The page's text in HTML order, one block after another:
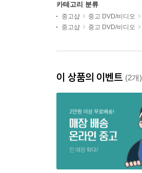
카테고리 분류
중고샵 중고 DVD/비디오
중고샵
중고 DVD/비디오
이 상품의 이벤트 (2개)